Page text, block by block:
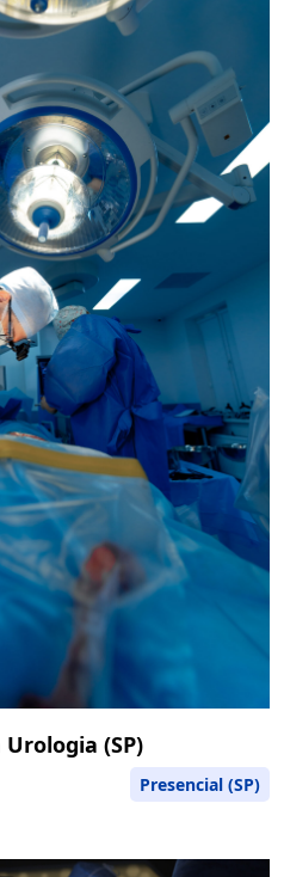
(SP)
Presencial (SP)